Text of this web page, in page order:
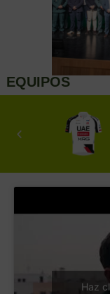
EQUIPOS
Haz